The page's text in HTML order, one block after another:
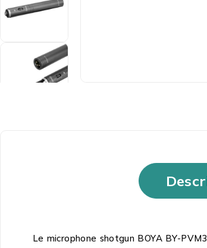
Le microphone shotgun BOYA BY-